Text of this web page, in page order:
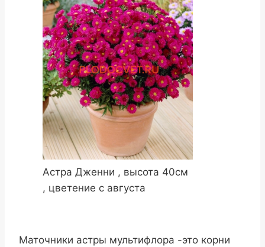
Астра Дженни , высота 40см
, цветение с августа
Маточники астры мультифлора -это корни